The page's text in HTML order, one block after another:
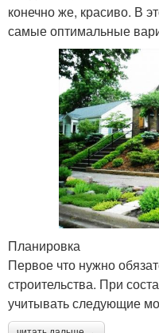
конечно же, красиво. В
самые оптимальные
Планировка
Первое что нужно
строительства. При
учитывать следующие